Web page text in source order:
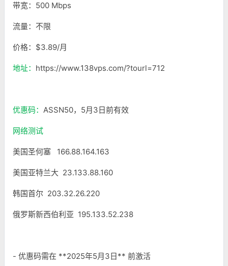
带宽：500 Mbps
流量：不限
价格：$3.89/月
地址： https://www.138vps.com/?tourl=712
优惠码： ASSN50，5月3日前有效
网络测试
美国圣何塞 166.88.164.163
美国亚特兰大 23.133.88.160
韩国首尔 203.32.26.220
俄罗斯新西伯利亚 195.133.52.238
- 优惠码需在 **2025年5月3日** 前激活